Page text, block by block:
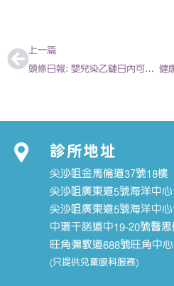
上一篇
頭條日報: 嬰兒染乙鏈日內可致命 2014-05-21 | 陳欣永醫生
診所地址
尖沙咀金馬倫道37號18樓
尖沙咀廣東道5號海洋中
尖沙咀廣東道5號海洋中
中環干諾道中19-20號醫
旺角彌敦道688號旺角中
(只提供兒童眼科服務)